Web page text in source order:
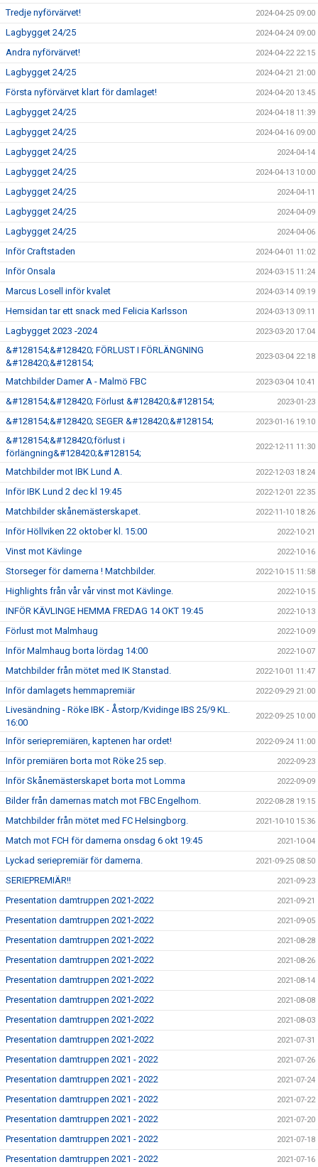
Tredje nyförvärvet! 2024-04-25 09:00
Lagbygget 24/25 2024-04-24 09:00
Andra nyförvärvet! 2024-04-22 22:15
Lagbygget 24/25 2024-04-21 21:00
Första nyförvärvet klart för damlaget! 2024-04-20 13:45
Lagbygget 24/25 2024-04-18 11:39
Lagbygget 24/25 2024-04-16 09:00
Lagbygget 24/25 2024-04-14
Lagbygget 24/25 2024-04-13 10:00
Lagbygget 24/25 2024-04-11
Lagbygget 24/25 2024-04-09
Lagbygget 24/25 2024-04-06
Inför Craftstaden 2024-04-01 11:02
Inför Onsala 2024-03-15 11:24
Marcus Losell inför kvalet 2024-03-14 09:19
Hemsidan tar ett snack med Felicia Karlsson 2024-03-13 09:11
Lagbygget 2023 -2024 2023-03-20 17:04
&#128154;&#128420; FÖRLUST I FÖRLÄNGNING
&#128420;&#128154;
2023-03-04 22:18
Matchbilder Damer A - Malmö FBC 2023-03-04 10:41
&#128154;&#128420; Förlust &#128420;&#128154; 2023-01-23
&#128154;&#128420; SEGER &#128420;&#128154; 2023-01-16 19:10
&#128154;&#128420;förlust i
förlängning&#128420;&#128154;
2022-12-11 11:30
Matchbilder mot IBK Lund A. 2022-12-03 18:24
Inför IBK Lund 2 dec kl 19:45 2022-12-01 22:35
Matchbilder skånemästerskapet. 2022-11-10 18:26
Inför Höllviken 22 oktober kl. 15:00 2022-10-21
Vinst mot Kävlinge 2022-10-16
Storseger för damerna ! Matchbilder. 2022-10-15 11:58
Highlights från vår vår vinst mot Kävlinge. 2022-10-15
INFÖR KÄVLINGE HEMMA FREDAG 14 OKT 19:45 2022-10-13
Förlust mot Malmhaug 2022-10-09
Inför Malmhaug borta lördag 14:00 2022-10-07
Matchbilder från mötet med IK Stanstad. 2022-10-01 11:47
Inför damlagets hemmapremiär 2022-09-29 21:00
Livesändning - Röke IBK - Åstorp/Kvidinge IBS 25/9 KL.
16:00
2022-09-25 10:00
Inför seriepremiären, kaptenen har ordet! 2022-09-24 11:00
Inför premiären borta mot Röke 25 sep. 2022-09-23
Inför Skånemästerskapet borta mot Lomma 2022-09-09
Bilder från damernas match mot FBC Engelhom. 2022-08-28 19:15
Matchbilder från mötet med FC Helsingborg. 2021-10-10 15:36
Match mot FCH för damerna onsdag 6 okt 19:45 2021-10-04
Lyckad seriepremiär för damerna. 2021-09-25 08:50
SERIEPREMIÄR!! 2021-09-23
Presentation damtruppen 2021-2022 2021-09-21
Presentation damtruppen 2021-2022 2021-09-05
Presentation damtruppen 2021-2022 2021-08-28
Presentation damtruppen 2021-2022 2021-08-26
Presentation damtruppen 2021-2022 2021-08-14
Presentation damtruppen 2021-2022 2021-08-08
Presentation damtruppen 2021-2022 2021-08-03
Presentation damtruppen 2021-2022 2021-07-31
Presentation damtruppen 2021 - 2022 2021-07-26
Presentation damtruppen 2021 - 2022 2021-07-24
Presentation damtruppen 2021 - 2022 2021-07-22
Presentation damtruppen 2021 - 2022 2021-07-20
Presentation damtruppen 2021 - 2022 2021-07-18
Presentation damtruppen 2021 - 2022 2021-07-16